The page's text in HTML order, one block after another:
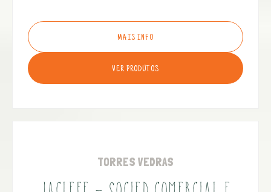
MAIS INFO
VER PRODUTOS
TORRES VEDRAS